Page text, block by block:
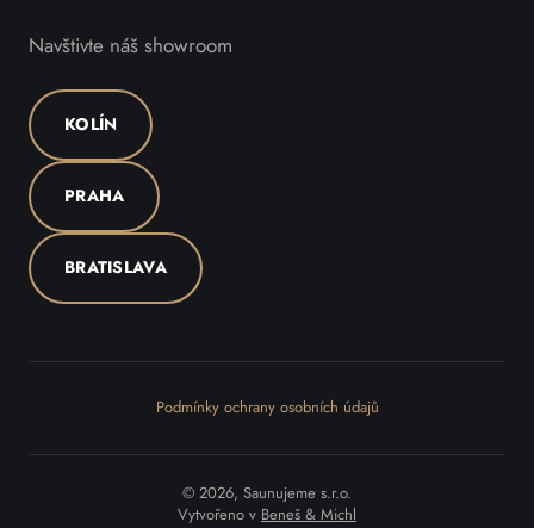
Navštivte náš showroom
KOLÍN
PRAHA
BRATISLAVA
Podmínky ochrany osobních údajů
© 2026, Saunujeme s.r.o.
Vytvořeno v Beneš & Michl